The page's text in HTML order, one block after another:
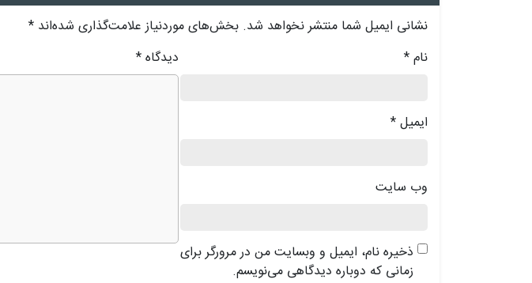
نشانی ایمیل شما منتشر نخواهد شد. بخش‌های موردنیاز علامت‌گذاری شده‌اند *
دیدگاه* نام*
ایمیل*
وب‌ سایت
ذخیره نام، ایمیل و وبسایت من در مرورگر برای
زمانی که دوباره دیدگاهی می‌نویسم.